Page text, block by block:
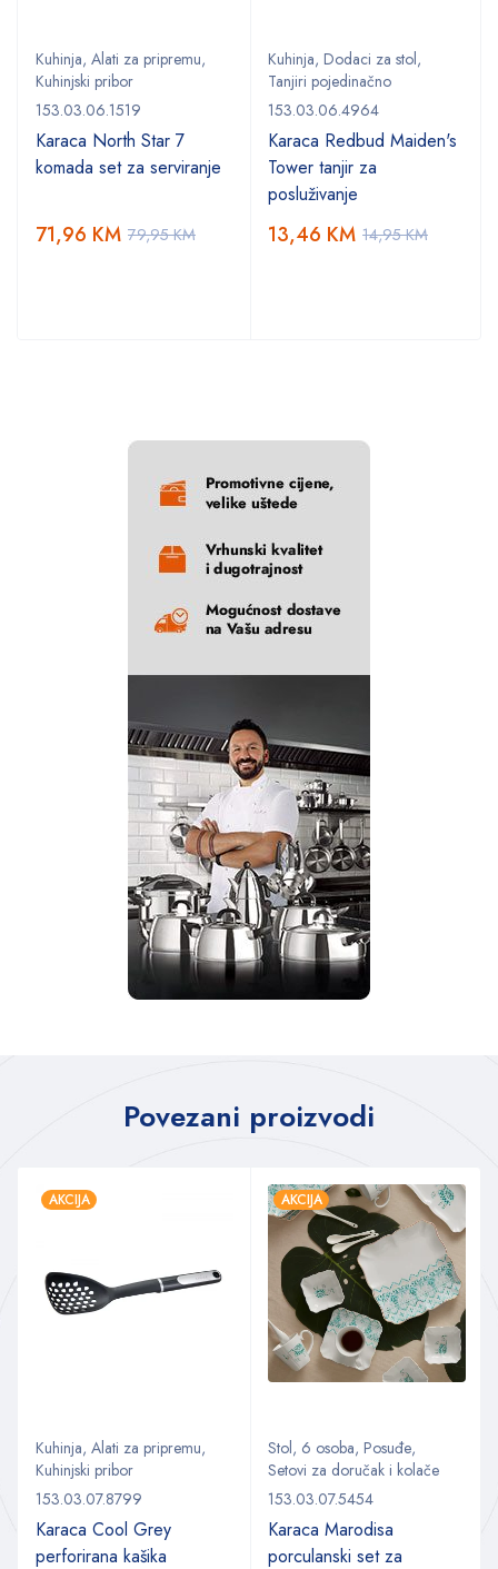
Kuhinja, Alati za pripremu,
Kuhinjski pribor
153.03.06.1519
Karaca North Star 7
komada set za serviranje
79,95KM
71,96 KM
Kuhinja, Dodaci za stol,
Tanjiri pojedinačno
153.03.06.4964
Karaca Redbud Maiden's
Tower tanjir za
posluživanje
14,95KM
13,46 KM
Povezani proizvodi
AKCIJA
Kuhinja, Alati za pripremu,
Kuhinjski pribor
153.03.07.8799
Karaca Cool Grey
perforirana kašika
AKCIJA
Stol, 6 osoba, Posuđe,
Setovi za doručak i kolače
153.03.07.5454
Karaca Marodisa
porculanski set za